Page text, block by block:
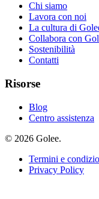
Chi siamo
Lavora con noi
La cultura di
Collabora con
Sostenibilità
Contatti
Risorse
Blog
Centro assistenza
© 2026 Golee.
Termini e
Privacy Policy